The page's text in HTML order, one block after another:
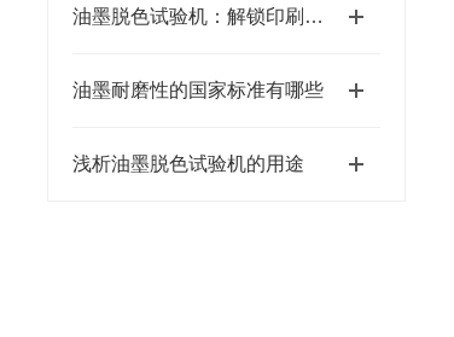
油墨脱色试验机：解锁印刷品质的关键利器
油墨耐磨性的国家标准有哪些
浅析油墨脱色试验机的用途